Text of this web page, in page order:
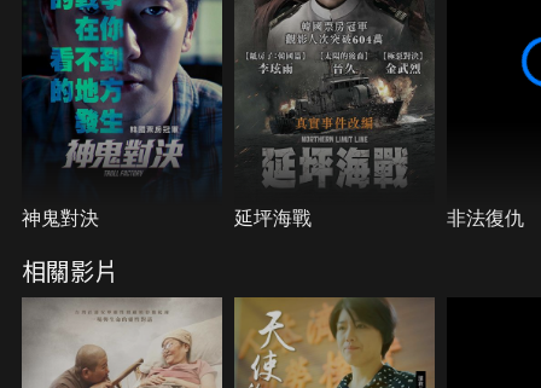
神鬼對決 延坪海戰 非法復仇
相關影片